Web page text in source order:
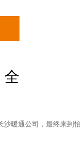
全
暖通公司，最终来到